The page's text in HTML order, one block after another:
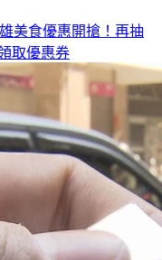
美食優惠開搶！再抽
取優惠券